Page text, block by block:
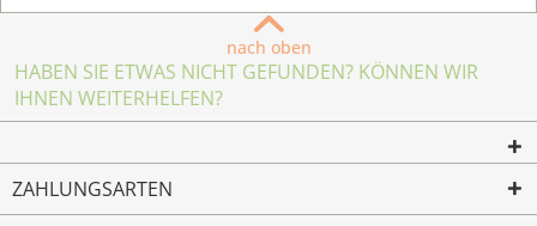
nach oben
HABEN SIE ETWAS NICHT GEFUNDEN? KÖNNEN WIR
IHNEN WEITERHELFEN?
ZAHLUNGSARTEN